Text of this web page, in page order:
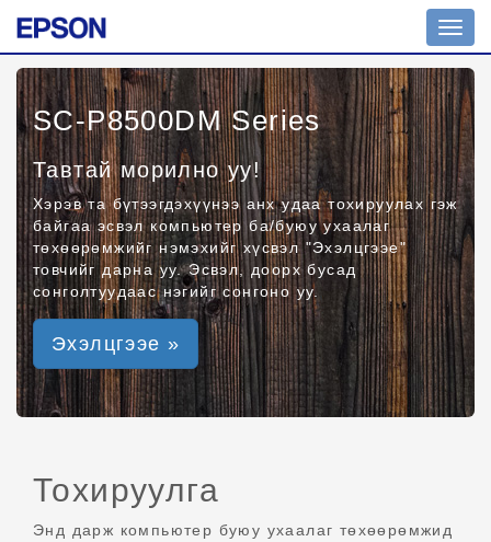
SC-P8500DM Series
Тавтай морилно уу!
Хэрэв та бүтээгдэхүүнээ анх удаа тохируулах гэж
байгаа эсвэл компьютер ба/буюу ухаалаг
төхөөрөмжийг нэмэхийг хүсвэл "Эхэлцгээе"
товчийг дарна уу. Эсвэл, доорх бусад
сонголтуудаас нэгийг сонгоно уу.
Эхэлцгээе »
Тохируулга
Энд дарж компьютер буюу ухаалаг төхөөрөмжид